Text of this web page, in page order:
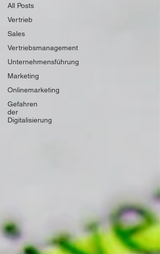
All Posts
Vertrieb
Sales
Vertriebsmanagement
Unternehmensführung
Marketing
Onlinemarketing
Gefahren
der
Digitalisierung